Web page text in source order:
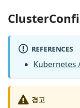
REFERENCES
Kubernetes
경고